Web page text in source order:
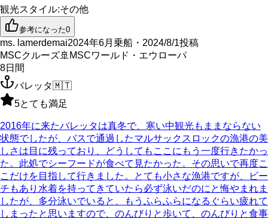
観光スタイル:その他
参考になった0
ms. lamerdemai2024年6月乗船・2024/8/1投稿
MSCクルーズ🚢 MSCワールド・エウローパ
8日間
バレッタ🇲🇹
5とても満足
2016年に来たバレッタは真冬で、寒い中観光もままならない
状態でしたが、バスで通過したマルサックスロックの漁港の美
しさは目に残っており、どうしてもここにもう一度行きたかっ
た。此処でシーフードが食べて見たかった。その思いで再度こ
こだけを目指して行きました。とても小さな漁港ですが、ビー
チもあり水着を持ってきていたら必ず泳いだのにと悔やまれま
したが、多分泳いでいると、もうふらふらになるぐらい疲れて
しまったと思いますので、のんびりと歩いて、のんびりと食事